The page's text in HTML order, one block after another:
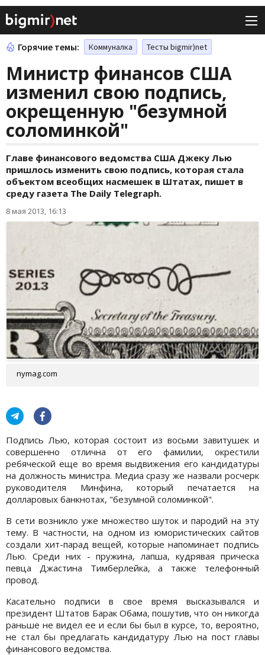
Горячие темы: Коммуналка Тесты bigmir)net
Министр финансов США
изменил свою подпись,
окрещенную "безумной
соломинкой"
Главе финансового ведомства США Джеку Лью
пришлось изменить свою подпись, которая стала
объектом всеобщих насмешек в Штатах, пишет в
среду газета The Daily Telegraph.
8 мая 2013, 16:13
nymag.com
Подпись Лью, которая состоит из восьми завитушек и
совершенно отлична от его фамилии, окрестили
ребяческой еще во время выдвижения его кандидатуры
на должность министра. Медиа сразу же назвали росчерк
руководителя Минфина, который печатается на
долларовых банкнотах, "безумной соломинкой".
В сети возникло уже множество шуток и пародий на эту
тему. В частности, на одном из юмористических сайтов
создали хит-парад вещей, которые напоминает подпись
Лью. Среди них - пружина, лапша, кудрявая прическа
певца Джастина Тимберлейка, а также телефонный
провод.
Касательно подписи в свое время высказывался и
президент Штатов Барак Обама, пошутив, что он никогда
раньше не видел ее и если бы был в курсе, то, вероятно,
не стал бы предлагать кандидатуру Лью на пост главы
финансового ведомства.